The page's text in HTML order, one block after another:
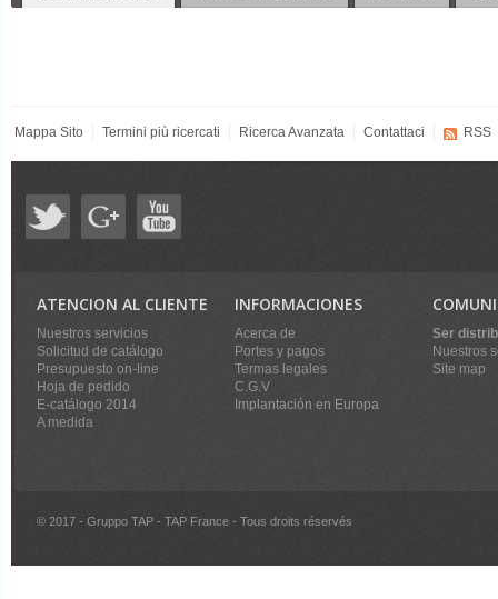
Mappa Sito Termini più ricercati Ricerca Avanzata Contattaci RSS
ATENCION AL CLIENTE
Nuestros servicios
Solicitud de catálogo
Presupuesto on-line
Hoja de pedido
E-catálogo 2014
A medida
INFORMACIONES
Acerca de
Portes y pagos
Termas legales
C.G.V
Implantación en Europa
Ser
Nuestros
Site map
© 2017 - Gruppo TAP - TAP France - Tous droits réservés